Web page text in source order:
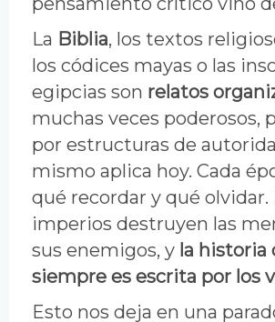
La Biblia, los textos
los códices mayas o las
egipcias son relatos
muchas veces poderosos,
por estructuras de
mismo aplica hoy. Cada
qué recordar y qué olvidar.
imperios destruyen las
sus enemigos, y la historia
siempre es escrita por los
Esto nos deja en una